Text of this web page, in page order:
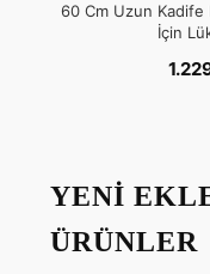
60 Cm Uzun Kadife
İçin
YENİ
ÜRÜNLER